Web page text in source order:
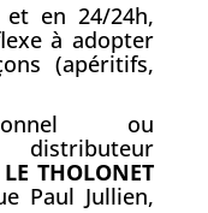
en 24/24h,
à adopter
(apéritifs,
ou
LE THOLONET
Paul Jullien,